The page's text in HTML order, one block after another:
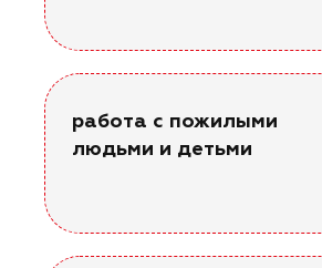
работа с пожилыми
людьми и детьми